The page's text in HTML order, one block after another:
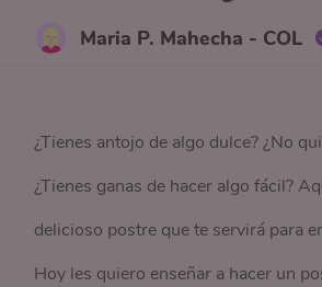
Maria P. Mahecha - COL
¿Tienes antojo de algo dulce? ¿No
¿Tienes ganas de hacer algo fácil?
delicioso postre que te servirá para
Hoy les quiero enseñar a hacer un